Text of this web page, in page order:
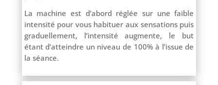
La machine est d’abord réglée sur une faible
intensité pour vous habituer aux sensations puis
graduellement, l’intensité augmente, le but
étant d’atteindre un niveau de 100% à l’issue de
la séance.